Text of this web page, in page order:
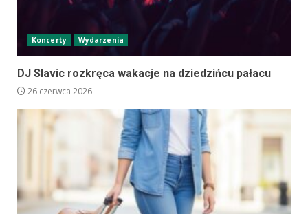
Koncerty Wydarzenia
DJ Slavic rozkręca wakacje na dziedzińcu pałacu
26 czerwca 2026